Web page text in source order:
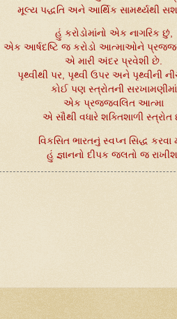
મૂલ્ય પદ્ધતિ અને આર્થિક સામર્થ્યથી
હું કરોડોમાંનો એક નાગરિક છું,
એક આર્ષદષ્ટિ જ કરોડો આત્માઓને
એ મારી અંદર પ્રવેશી છે.
પૃથ્વીથી પર, પૃથ્વી ઉપર અને પૃથ્વીની
કોઈ પણ સ્ત્રોતની સરખામણીમાં
એક પ્રજ્જવલિત આત્મા
એ સૌથી વધારે શક્તિશાળી સ્ત્રોત
વિકસિત ભારતનું સ્વપ્ન સિદ્ધ કરવા
હું જ્ઞાનનો દીપક જલતો જ રાખીશ.